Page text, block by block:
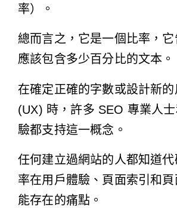
率）。
總而言之，它是一個比率，
應該包含多少百分比的文本。
在確定正確的字數或設計新
(UX) 時，許多 SEO 專業人
驗都支持這一概念。
任何建立過網站的人都知道
率在用戶體驗、頁面索引和
能存在的痛點。